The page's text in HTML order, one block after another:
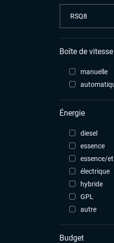
Boîte de vitesse
manuelle
Énergie
diesel
essence
essence/
électrique
hybride
GPL
autre
Budget